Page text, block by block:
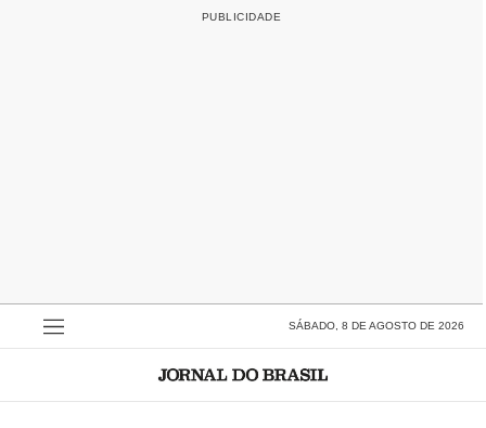
SÁBADO, 8 DE AGOSTO DE 2026